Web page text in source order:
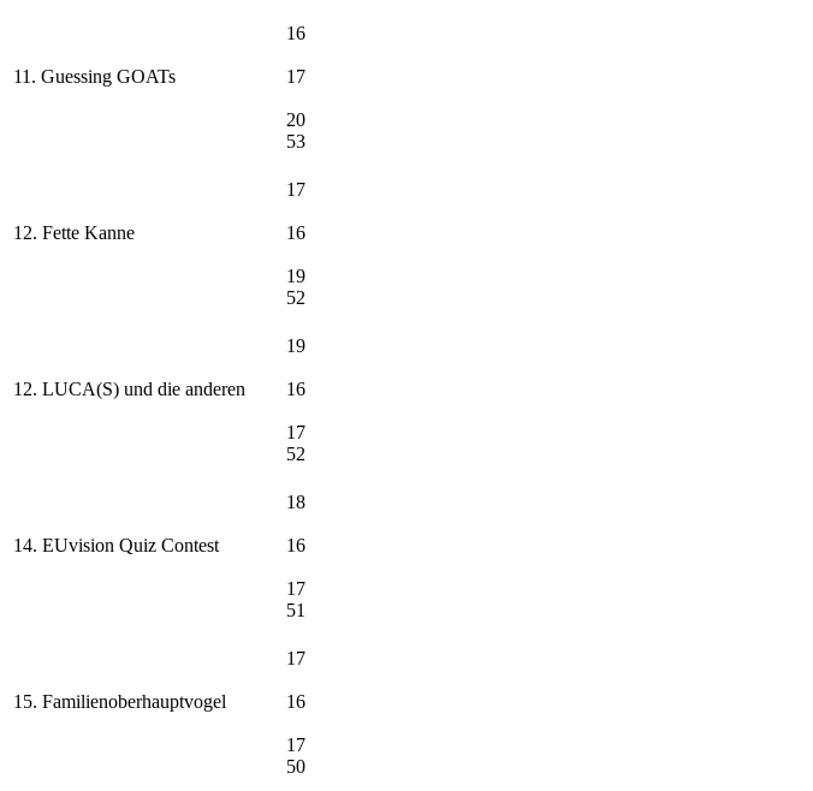
11. Guessing GOATs
16
17
20
53
12. Fette Kanne
17
16
19
52
12. LUCA(S) und die anderen
19
16
17
52
14. EUvision Quiz Contest
18
16
17
51
15. Familienoberhauptvogel
17
16
17
50